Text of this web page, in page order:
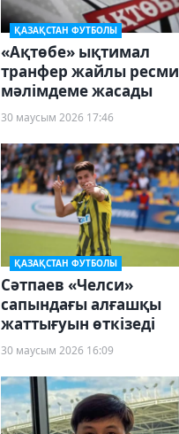
ҚАЗАҚСТАН ФУТБОЛЫ
«Ақтөбе» ықтимал
транфер жайлы ресми
мәлімдеме жасады
30 маусым 2026 17:46
ҚАЗАҚСТАН ФУТБОЛЫ
Сәтпаев «Челси»
сапындағы алғашқы
жаттығуын өткізеді
30 маусым 2026 16:09